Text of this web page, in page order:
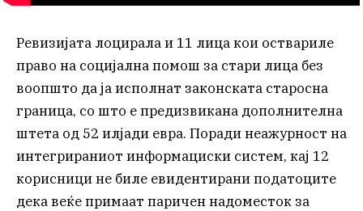
Ревизијата лоцирала и 11 лица кои оствариле
право на социјална помош за стари лица без
воопшто да ја исполнат законската старосна
граница, со што е предизвикана дополнителна
штета од 52 илјади евра. Поради неажурност на
интегрираниот информациски систем, кај 12
корисници не биле евидентирани податоците
дека веќе примаат паричен надоместок за